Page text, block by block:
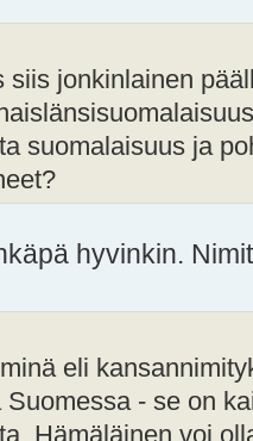
siis jonkinlainen
suomalaisuus ja
hyvinkin.
eli
- se on